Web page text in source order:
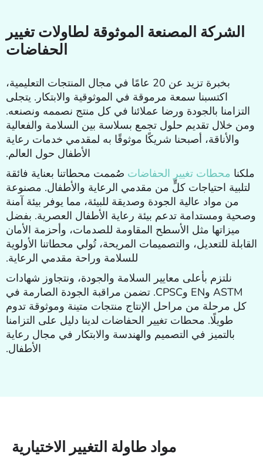
الشركة المصنعة الموثوقة لطاولات تغيير
الحفاضات
بخبرة تزيد عن 20 عامًا في مجال المنتجات التعليمية،
اكتسبنا سمعة مرموقة في الموثوقية والابتكار. يتجلى
التزامنا بالجودة ورضا عملائنا في كل منتج نصممه ونصنعه.
ومن خلال تقديم حلول تجمع بسلاسة بين السلامة والفعالية
والأناقة، أصبحنا شريكًا موثوقًا به لمقدمي خدمات رعاية
الأطفال حول العالم.
ملكنا محطات تغيير الحفاضات صُممت محطاتنا بعناية فائقة
لتلبية احتياجات كلٍّ من مقدمي الرعاية والأطفال. مصنوعة
من مواد عالية الجودة وصديقة للبيئة، مما يوفر بيئة آمنة
وصحية ومستدامة تدعم بيئة رعاية الأطفال العصرية. بفضل
ميزاتها مثل الأسطح المقاومة للصدمات، وأحزمة الأمان
القابلة للتعديل، والتصميمات المريحة، تُولي محطاتنا الأولوية
للسلامة وراحة مقدمي الرعاية.
نلتزم بأعلى معايير السلامة والجودة، ونتجاوز شهادات
ASTM وEN وCPSC. تضمن مراقبة الجودة الصارمة في
كل مرحلة من مراحل الإنتاج منتجات متينة وموثوقة تدوم
طويلًا. محطات تغيير الحفاضات لدينا دليل على التزامنا
بالتميز في التصميم والهندسة والابتكار في مجال رعاية
الأطفال.
مواد طاولة التغيير الاختيارية